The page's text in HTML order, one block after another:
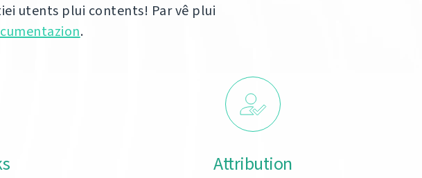
utents plui contents! Par vê plui
.
Attribution